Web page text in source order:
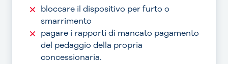
bloccare il dispositivo per furto o
smarrimento
pagare i rapporti di mancato pagamento
del pedaggio della propria
concessionaria.